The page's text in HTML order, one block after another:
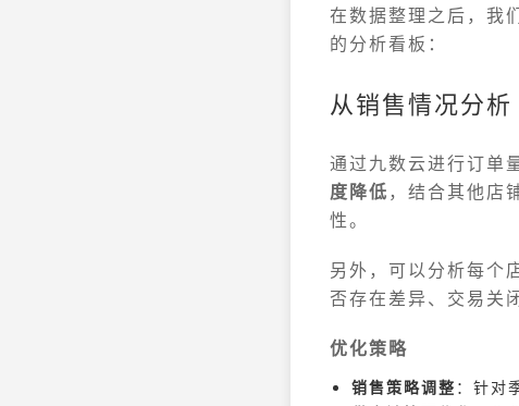
在数据整理之后，我
的分析看板：
从销售情况分析
通过九数云进行订单
度降低 ，结合其他店
性。
另外，可以分析每个
否存在差异、交易关
优化策略
销售策略调整 ：针对